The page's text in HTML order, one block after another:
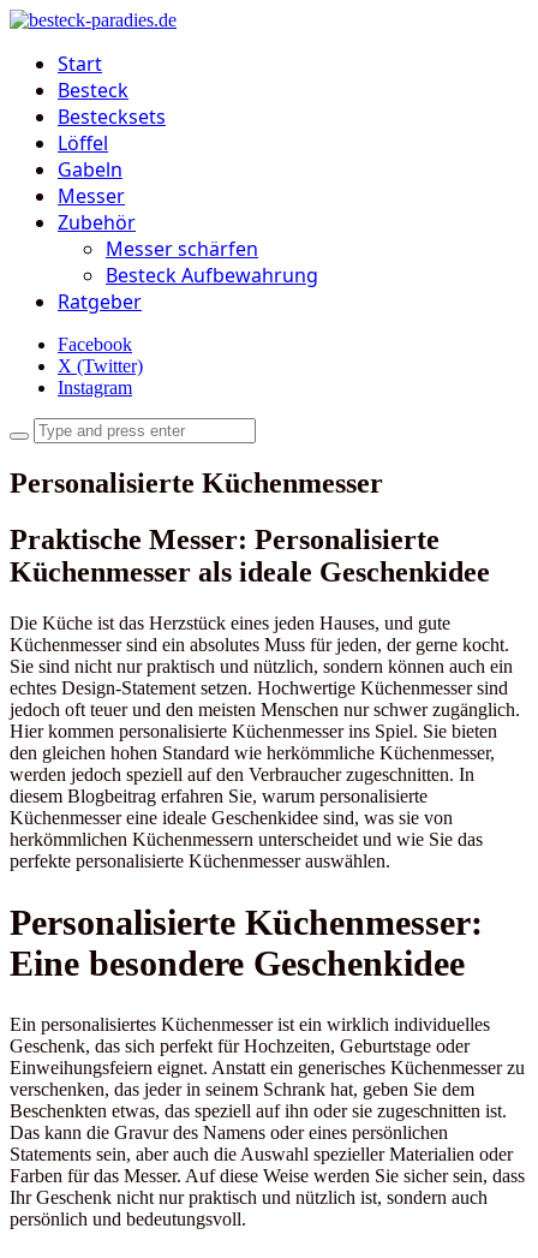
Start
Besteck
Bestecksets
Löffel
Gabeln
Messer
Zubehör
Messer schärfen
Besteck Aufbewahrung
Ratgeber
Facebook
X (Twitter)
Instagram
Personalisierte Küchenmesser
Praktische Messer: Personalisierte
Küchenmesser als ideale Geschenkidee
Die Küche ist das Herzstück eines jeden Hauses, und gute
Küchenmesser sind ein absolutes Muss für jeden, der gerne kocht.
Sie sind nicht nur praktisch und nützlich, sondern können auch ein
echtes Design-Statement setzen. Hochwertige Küchenmesser sind
jedoch oft teuer und den meisten Menschen nur schwer zugänglich.
Hier kommen personalisierte Küchenmesser ins Spiel. Sie bieten
den gleichen hohen Standard wie herkömmliche Küchenmesser,
werden jedoch speziell auf den Verbraucher zugeschnitten. In
diesem Blogbeitrag erfahren Sie, warum personalisierte
Küchenmesser eine ideale Geschenkidee sind, was sie von
herkömmlichen Küchenmessern unterscheidet und wie Sie das
perfekte personalisierte Küchenmesser auswählen.
Personalisierte Küchenmesser:
Eine besondere Geschenkidee
Ein personalisiertes Küchenmesser ist ein wirklich individuelles
Geschenk, das sich perfekt für Hochzeiten, Geburtstage oder
Einweihungsfeiern eignet. Anstatt ein generisches Küchenmesser zu
verschenken, das jeder in seinem Schrank hat, geben Sie dem
Beschenkten etwas, das speziell auf ihn oder sie zugeschnitten ist.
Das kann die Gravur des Namens oder eines persönlichen
Statements sein, aber auch die Auswahl spezieller Materialien oder
Farben für das Messer. Auf diese Weise werden Sie sicher sein, dass
Ihr Geschenk nicht nur praktisch und nützlich ist, sondern auch
persönlich und bedeutungsvoll.